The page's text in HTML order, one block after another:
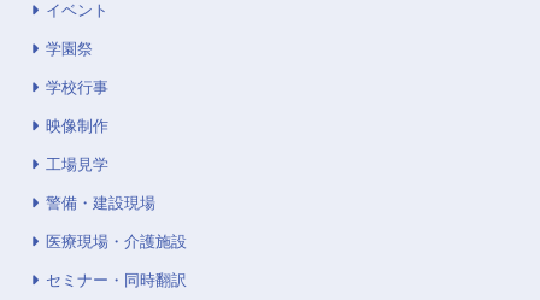
イベント
学園祭
学校行事
映像制作
工場見学
警備・建設現場
医療現場・介護施設
セミナー・同時翻訳